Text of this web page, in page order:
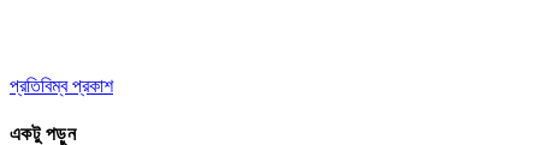
প্রতিবিম্ব প্রকাশ
একটু পড়ুন